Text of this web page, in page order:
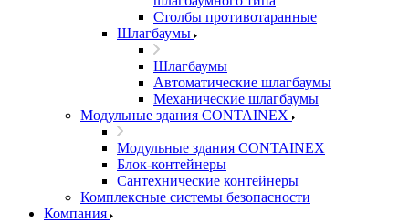
Столбы противотаранные
Шлагбаумы
Шлагбаумы
Автоматические шлагбаумы
Механические шлагбаумы
Модульные здания CONTAINEX
Модульные здания CONTAINEX
Блок-контейнеры
Сантехнические контейнеры
Комплексные системы безопасности
Компания